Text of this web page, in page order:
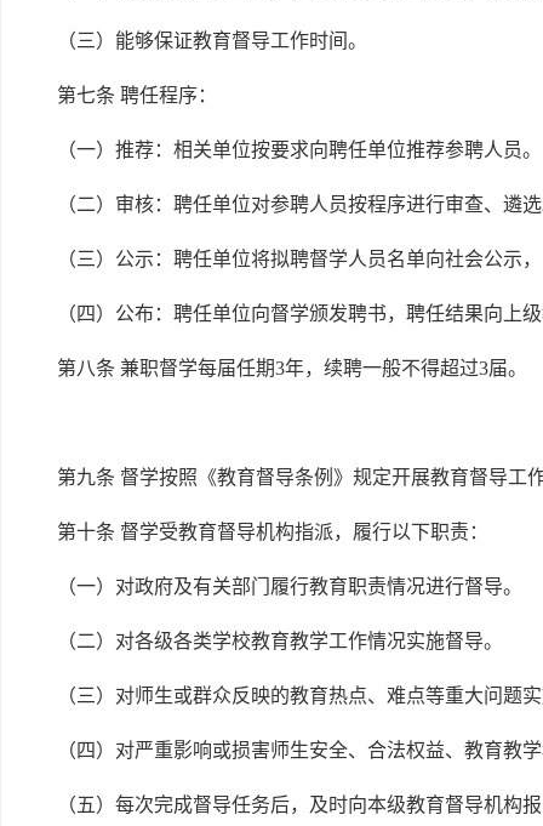
（三）能够保证教育督导工作时间。
第七条 聘任程序：
（一）推荐：相关单位按要求向聘任单位推荐参聘人员。
（二）审核：聘任单位对参聘人员按程序进行审查、遴
（三）公示：聘任单位将拟聘督学人员名单向社会公示
（四）公布：聘任单位向督学颁发聘书，聘任结果向上
第八条 兼职督学每届任期3年，续聘一般不得超过3届。
第九条 督学按照《教育督导条例》规定开展教育督导工
第十条 督学受教育督导机构指派，履行以下职责：
（一）对政府及有关部门履行教育职责情况进行督导。
（二）对各级各类学校教育教学工作情况实施督导。
（三）对师生或群众反映的教育热点、难点等重大问题
（四）对严重影响或损害师生安全、合法权益、教育教
（五）每次完成督导任务后，及时向本级教育督导机构